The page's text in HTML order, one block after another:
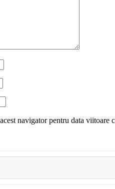
navigator pentru data viitoare